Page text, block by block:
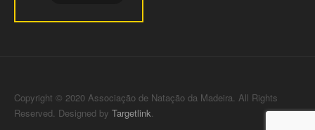
Copyright © 2020 Associação de Natação da Madeira. All Rights
Reserved. Designed by Targetlink.